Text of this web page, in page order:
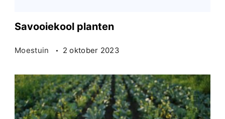
Savooiekool planten
Moestuin 2 oktober 2023